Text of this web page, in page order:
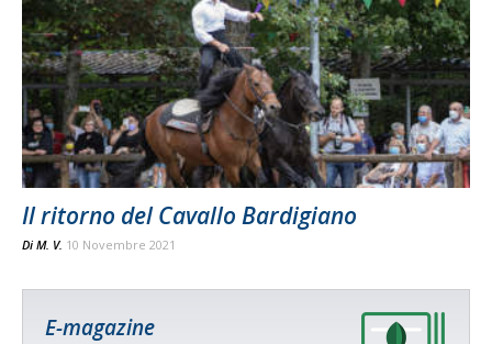
Il ritorno del Cavallo Bardigiano
Di M. V. 10 Novembre 2021
E-magazine